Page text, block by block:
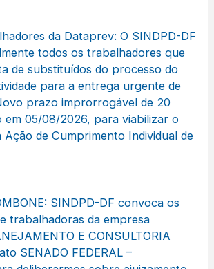
da Dataprev: O SINDPD-DF
todos os trabalhadores que
de substituídos do processo do
para a entrega urgente de
prazo improrrogável de 20
em 05/08/2026, para viabilizar o
Ação de Cumprimento Individual de
SINDPD-DF convoca os
trabalhadoras da empresa
E CONSULTORIA
SENADO FEDERAL –